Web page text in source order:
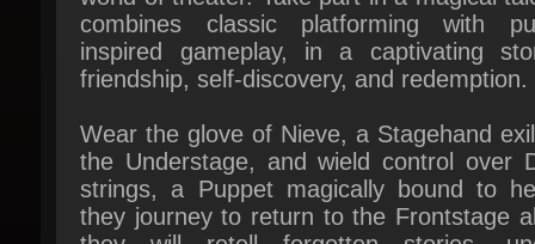
friendship, self-discovery, and redemption.
Wear the glove of Nieve, a Stagehand
the Understage, and wield control over
strings, a Puppet magically bound to
they journey to return to the Frontstage
they will retell forgotten stories,
shadowy secrets, and learn their
interwoven with the kingdom of theater